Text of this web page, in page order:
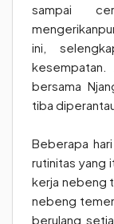
sampai
ini,
kesempatan.
bersama
tiba
Beberapa
rutinitas yang
kerja nebeng
nebeng
berulang